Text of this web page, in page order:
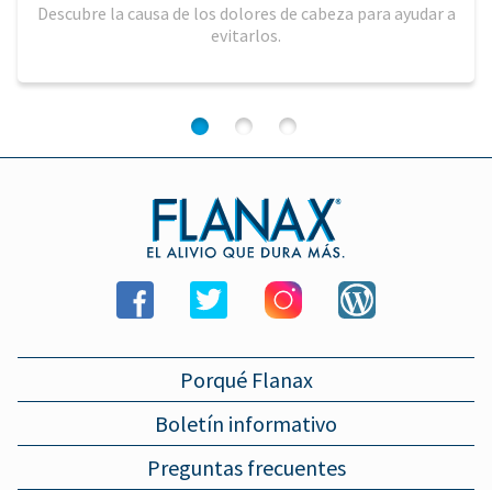
Descubre la causa de los dolores de cabeza para ayudar a
evitarlos.
1 2 3
Porqué Flanax
Boletín informativo
Preguntas frecuentes